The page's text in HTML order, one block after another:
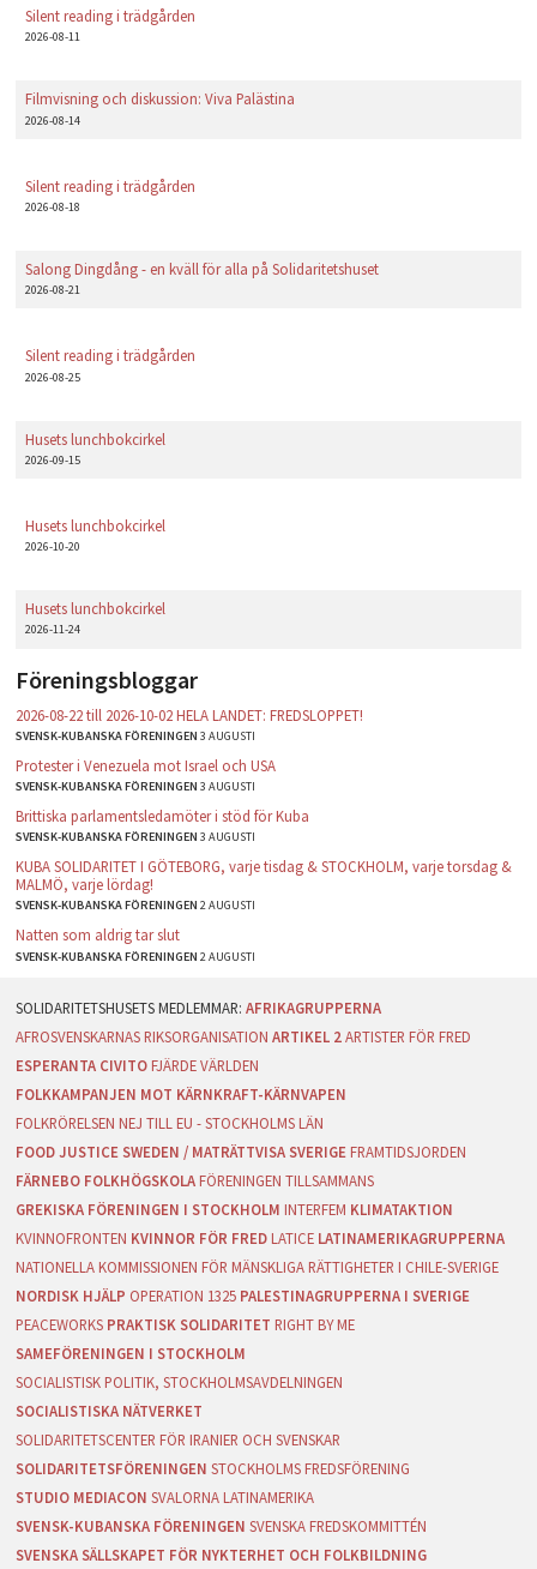
Silent reading i trädgården
2026-08-11
Filmvisning och diskussion: Viva Palästina
2026-08-14
Silent reading i trädgården
2026-08-18
Salong Dingdång - en kväll för alla på Solidaritetshuset
2026-08-21
Silent reading i trädgården
2026-08-25
Husets lunchbokcirkel
2026-09-15
Husets lunchbokcirkel
2026-10-20
Husets lunchbokcirkel
2026-11-24
Föreningsbloggar
2026-08-22 till 2026-10-02 HELA LANDET: FREDSLOPPET!
SVENSK-KUBANSKA FÖRENINGEN3 AUGUSTI
Protester i Venezuela mot Israel och USA
SVENSK-KUBANSKA FÖRENINGEN3 AUGUSTI
Brittiska parlamentsledamöter i stöd för Kuba
SVENSK-KUBANSKA FÖRENINGEN3 AUGUSTI
KUBA SOLIDARITET I GÖTEBORG, varje tisdag & STOCKHOLM, varje torsdag &
MALMÖ, varje lördag!
SVENSK-KUBANSKA FÖRENINGEN2 AUGUSTI
Natten som aldrig tar slut
SVENSK-KUBANSKA FÖRENINGEN2 AUGUSTI
AFRIKAGRUPPERNA
AFROSVENSKARNAS RIKSORGANISATION ARTIKEL 2 ARTISTER FÖR FRED
ESPERANTA CIVITO FJÄRDE VÄRLDEN
FOLKKAMPANJEN MOT KÄRNKRAFT-KÄRNVAPEN
FOLKRÖRELSEN NEJ TILL EU - STOCKHOLMS LÄN
FOOD JUSTICE SWEDEN / MATRÄTTVISA SVERIGE FRAMTIDSJORDEN
FÄRNEBO FOLKHÖGSKOLA FÖRENINGEN TILLSAMMANS
GREKISKA FÖRENINGEN I STOCKHOLM INTERFEM KLIMATAKTION
KVINNOFRONTEN KVINNOR FÖR FRED LATICE LATINAMERIKAGRUPPERNA
NATIONELLA KOMMISSIONEN FÖR MÄNSKLIGA RÄTTIGHETER I CHILE-SVERIGE
NORDISK HJÄLP OPERATION 1325 PALESTINAGRUPPERNA I SVERIGE
PEACEWORKS PRAKTISK SOLIDARITET RIGHT BY ME
SAMEFÖRENINGEN I STOCKHOLM
SOCIALISTISK POLITIK, STOCKHOLMSAVDELNINGEN
SOCIALISTISKA NÄTVERKET
SOLIDARITETSCENTER FÖR IRANIER OCH SVENSKAR
SOLIDARITETSFÖRENINGEN STOCKHOLMS FREDSFÖRENING
STUDIO MEDIACON SVALORNA LATINAMERIKA
SVENSK-KUBANSKA FÖRENINGEN SVENSKA FREDSKOMMITTÉN
SVENSKA SÄLLSKAPET FÖR NYKTERHET OCH FOLKBILDNING